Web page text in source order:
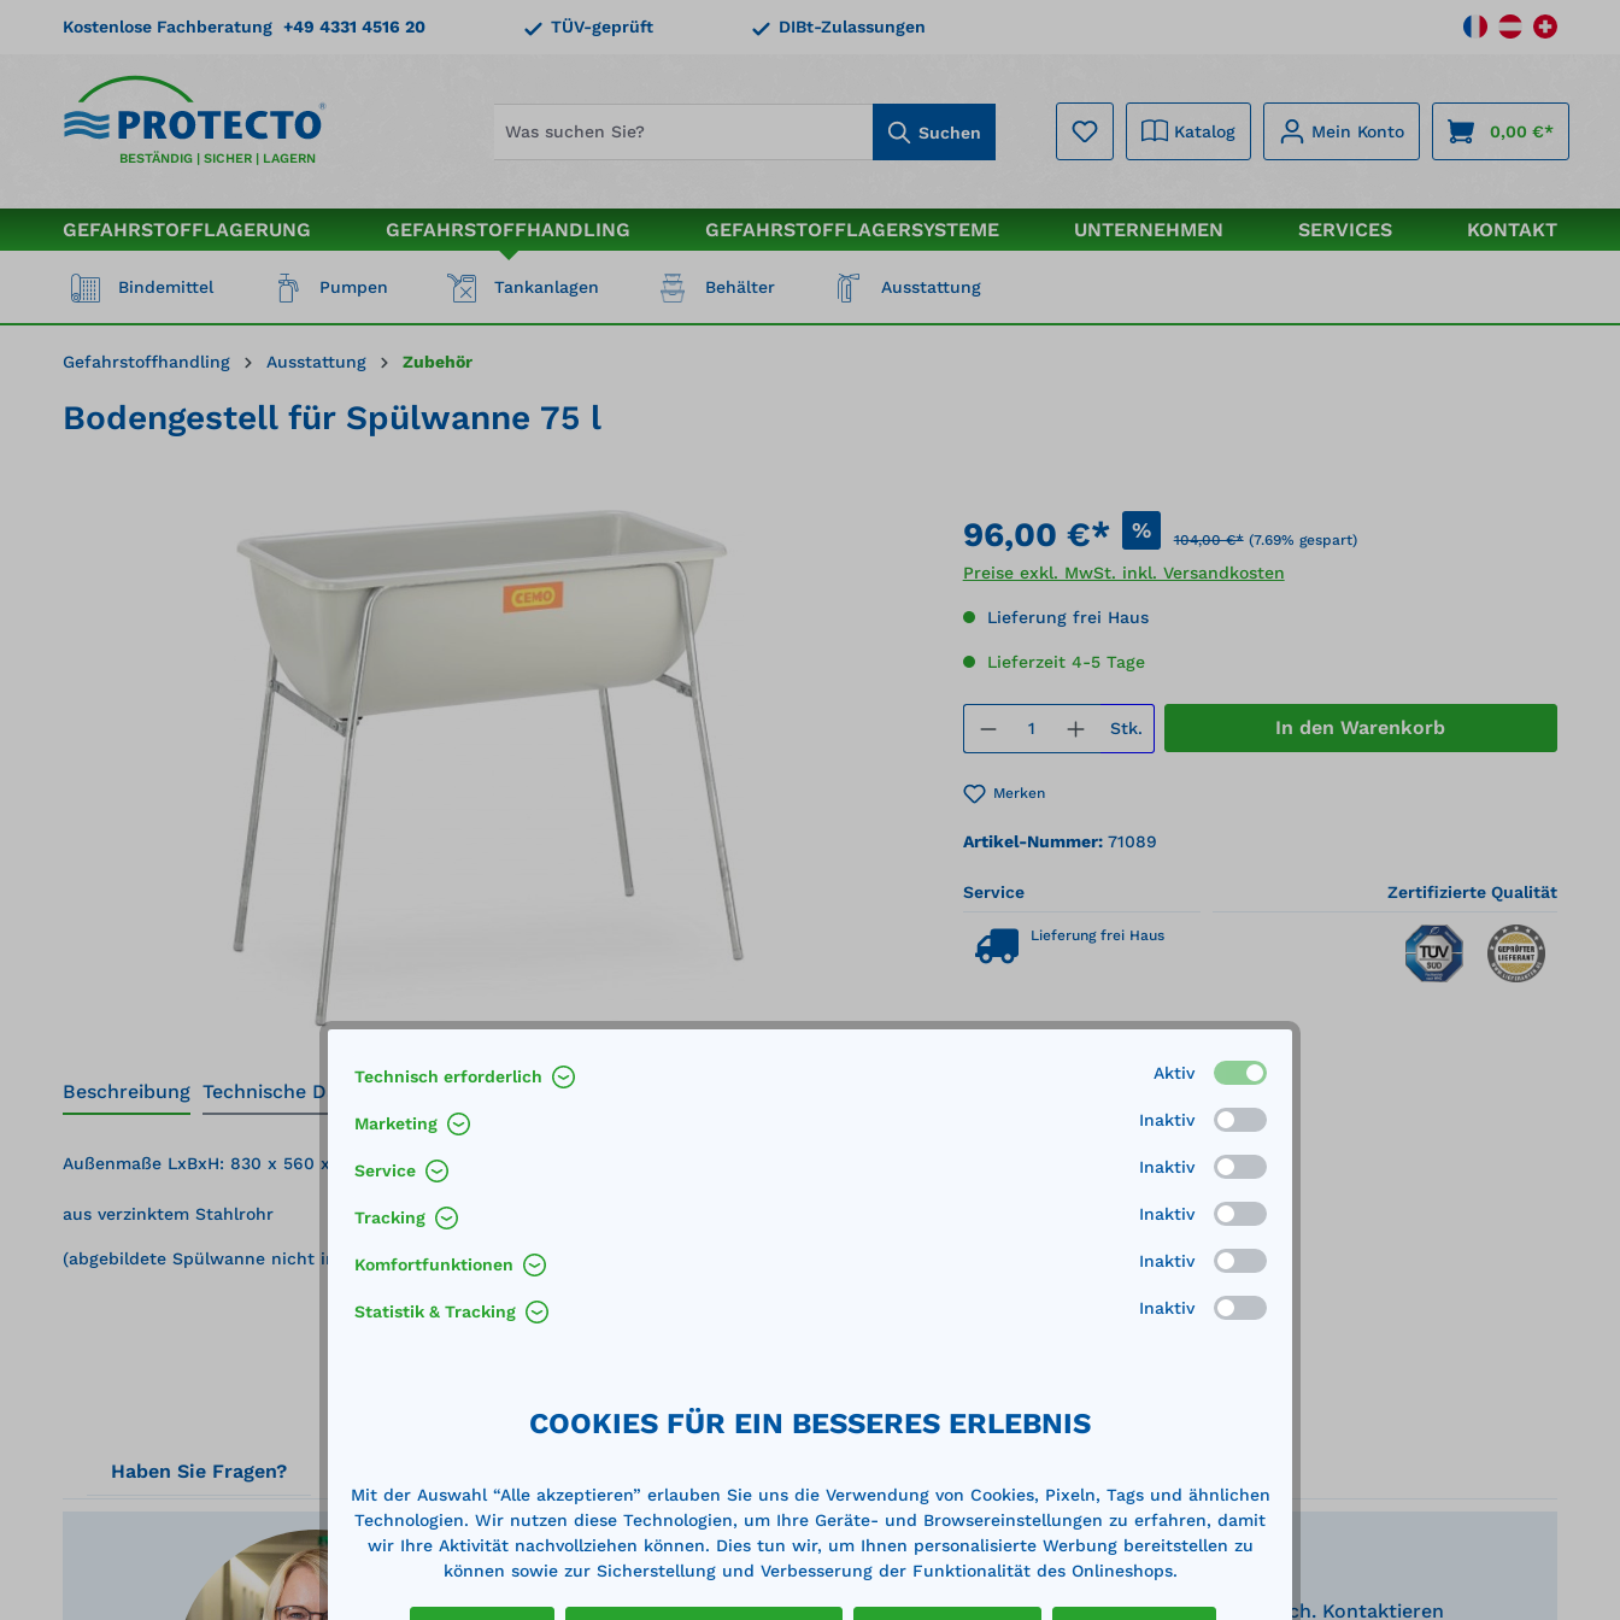
Zur Hauptnavigation springen
Kostenlose Fachberatung +49 4331 4516 20 TÜV-geprüft DIBt-Zulassungen
BESTÄNDIG | SICHER | LAGERN
Suchen Katalog Mein Konto 0,00 €*
GEFAHRSTOFFLAGERUNG GEFAHRSTOFFHANDLING GEFAHRSTOFFLAGERSYSTEME UNTERNEHMEN SERVICES KONTAKT
Bindemittel Pumpen Tankanlagen Behälter Ausstattung
Gefahrstoffhandling Ausstattung Zubehör
Bodengestell für Spülwanne 75 l
96,00 €* % 104,00 €* (7.69% gespart)
Preise exkl. MwSt. inkl. Versandkosten
Lieferung frei Haus
Lieferzeit 4-5 Tage
Produkt Anzahl: Gib den gewünschten Wert
Stk. In den Warenkorb
Merken
Artikel-Nummer: 71089
Service
Lieferung frei Haus
Zertifizierte Qualität
Beschreibung Technische Daten
Außenmaße LxBxH: 830 x 560 x 810 mm
aus verzinktem Stahlrohr
(abgebildete Spülwanne nicht im Lieferumfang enthalten)
Haben Sie Fragen?
Gerne sind wir Ihnen bei der Planung und Auswahl der passenden Produkte behilflich. Kontaktieren
Technisch erforderlich Aktiv
Marketing Inaktiv
Service Inaktiv
Tracking Inaktiv
Komfortfunktionen Inaktiv
Statistik & Tracking Inaktiv
COOKIES FÜR EIN BESSERES ERLEBNIS
Mit der Auswahl “Alle akzeptieren” erlauben Sie uns die Verwendung von Cookies, Pixeln, Tags und ähnlichen
Technologien. Wir nutzen diese Technologien, um Ihre Geräte- und Browsereinstellungen zu erfahren, damit
wir Ihre Aktivität nachvollziehen können. Dies tun wir, um Ihnen personalisierte Werbung bereitstellen zu
können sowie zur Sicherstellung und Verbesserung der Funktionalität des Onlineshops.